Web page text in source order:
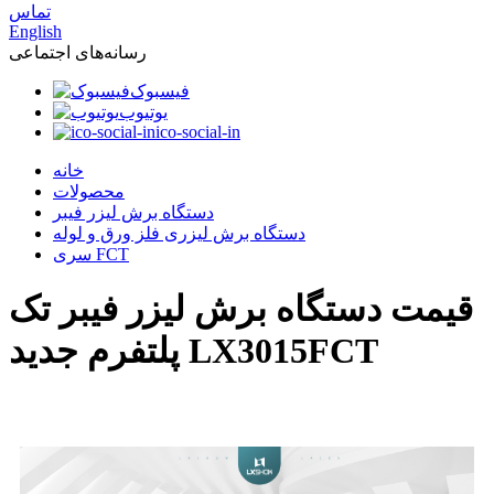
تماس
English
رسانه‌های اجتماعی
فیسبوک
یوتیوب
ico-social-in
خانه
محصولات
دستگاه برش لیزر فیبر
دستگاه برش لیزری فلز ورق و لوله
سری FCT
قیمت دستگاه برش لیزر فیبر تک
پلتفرم جدید LX3015FCT